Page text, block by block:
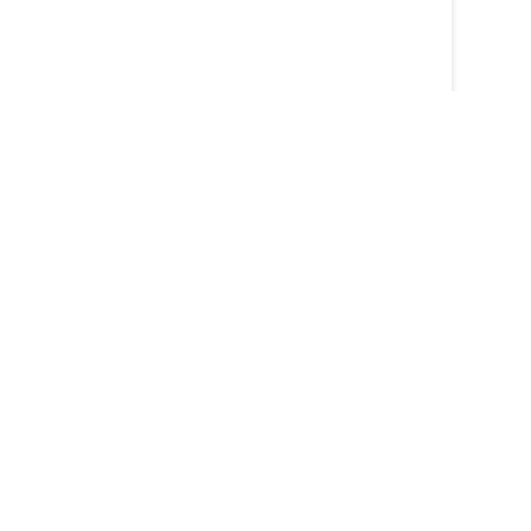
Personnalisez vos préférences pour